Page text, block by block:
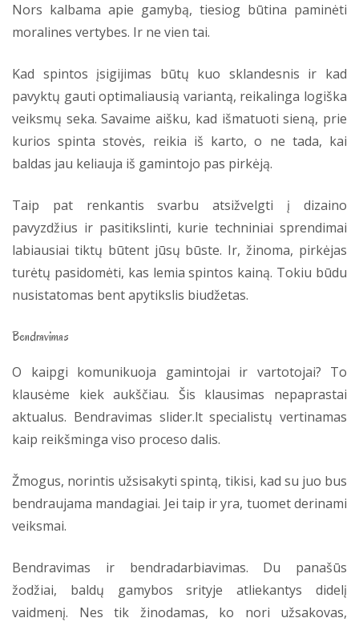
Nors kalbama apie gamybą, tiesiog būtina paminėti
moralines vertybes. Ir ne vien tai.
Kad spintos įsigijimas būtų kuo sklandesnis ir kad
pavyktų gauti optimaliausią variantą, reikalinga logiška
veiksmų seka. Savaime aišku, kad išmatuoti sieną, prie
kurios spinta stovės, reikia iš karto, o ne tada, kai
baldas jau keliauja iš gamintojo pas pirkėją.
Taip pat renkantis svarbu atsižvelgti į dizaino
pavyzdžius ir pasitikslinti, kurie techniniai sprendimai
labiausiai tiktų būtent jūsų būste. Ir, žinoma, pirkėjas
turėtų pasidomėti, kas lemia spintos kainą. Tokiu būdu
nusistatomas bent apytikslis biudžetas.
Bendravimas
O kaipgi komunikuoja gamintojai ir vartotojai? To
klausėme kiek aukščiau. Šis klausimas nepaprastai
aktualus. Bendravimas slider.lt specialistų vertinamas
kaip reikšminga viso proceso dalis.
Žmogus, norintis užsisakyti spintą, tikisi, kad su juo bus
bendraujama mandagiai. Jei taip ir yra, tuomet derinami
veiksmai.
Bendravimas ir bendradarbiavimas. Du panašūs
žodžiai, baldų gamybos srityje atliekantys didelį
vaidmenį. Nes tik žinodamas, ko nori užsakovas,